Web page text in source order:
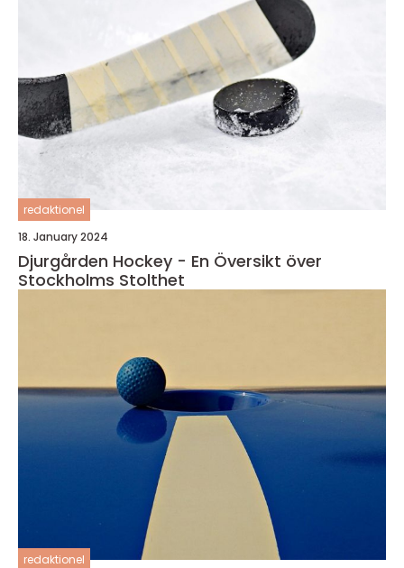
redaktionel
18. January 2024
Djurgården Hockey - En Översikt över
Stockholms Stolthet
redaktionel